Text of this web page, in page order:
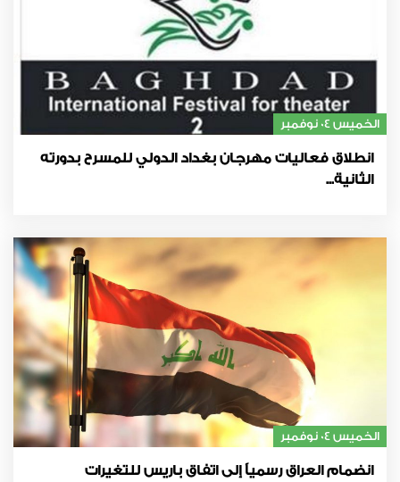
الخميس 04 نوفمبر
انطلاق فعاليات مهرجان بغداد الدولي للمسرح بدورته
الثانية...
الخميس 04 نوفمبر
انضمام العراق رسمياً إلى اتفاق باريس للتغيرات